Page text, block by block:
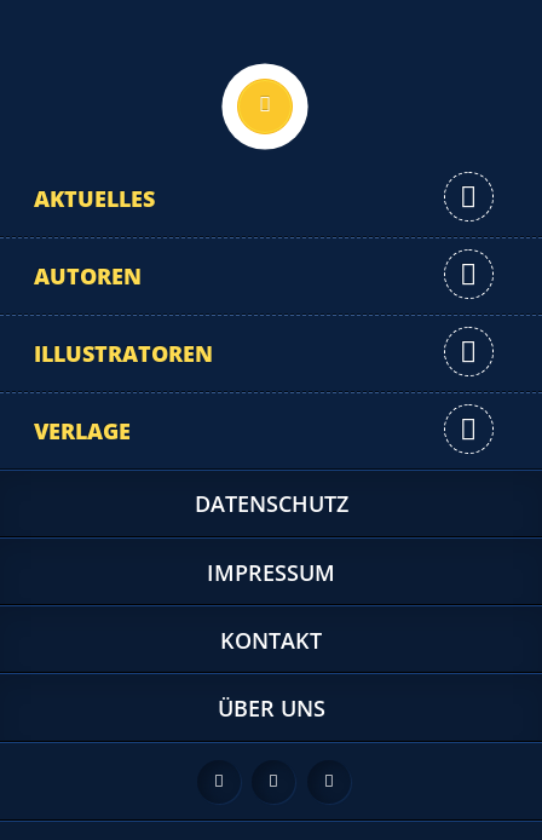
AKTUELLES
AUTOREN
ILLUSTRATOREN
VERLAGE
DATENSCHUTZ
IMPRESSUM
KONTAKT
ÜBER UNS
Feed